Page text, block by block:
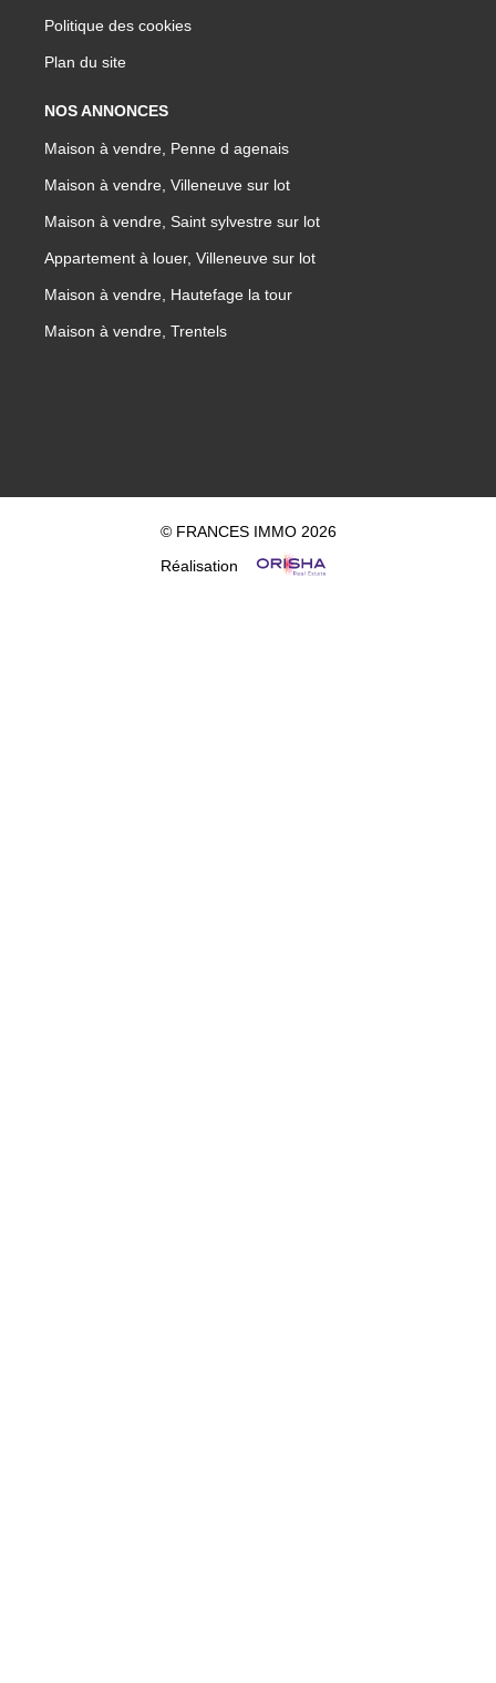
Politique des cookies
Plan du site
NOS ANNONCES
Maison à vendre, Penne d agenais
Maison à vendre, Villeneuve sur lot
Maison à vendre, Saint sylvestre sur lot
Appartement à louer, Villeneuve sur lot
Maison à vendre, Hautefage la tour
Maison à vendre, Trentels
© FRANCES IMMO 2026
Réalisation